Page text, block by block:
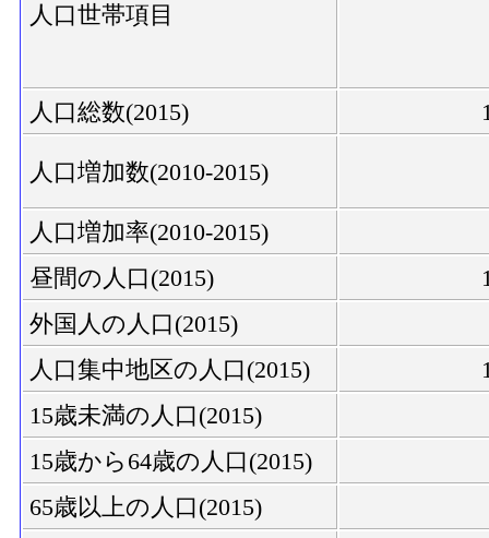
人口世帯項目
人口総数(2015)
人口増加数(2010-2015)
人口増加率(2010-2015)
昼間の人口(2015)
外国人の人口(2015)
人口集中地区の人口(2015)
15歳未満の人口(2015)
15歳から64歳の人口(2015)
65歳以上の人口(2015)